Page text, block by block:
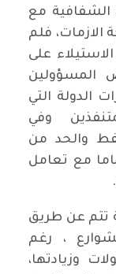
الشفافية مع
فلم
على
المسؤولين
الدولة التي
وفي
والحد من
مع تعامل
تتم عن طريق
، رغم
وزيادتها،